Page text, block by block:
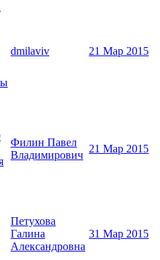
dmilaviv 21 Мар 2015
Филин Павел
Владимирович
21 Мар 2015
Петухова
Галина
Александровна
31 Мар 2015